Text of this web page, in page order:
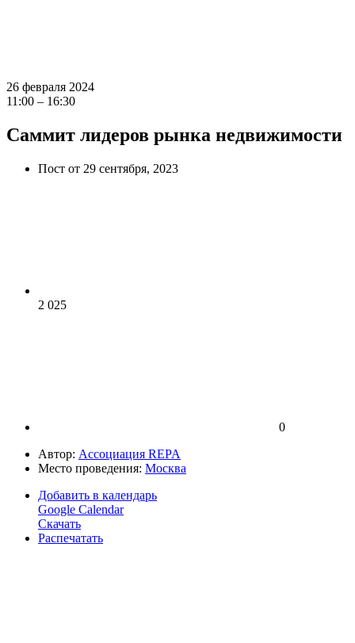
26 февраля 2024
11:00 – 16:30
Саммит лидеров рынка недвижимости
Пост от 29 сентября, 2023
2 025
0
Автор: Ассоциация REPA
Место проведения: Москва
Добавить в календарь
Google Calendar
Скачать
Распечатать